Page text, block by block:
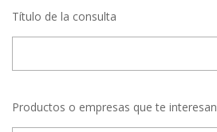
Título de la consulta
Productos o empresas que te interesan